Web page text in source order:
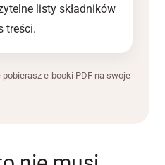
listy składników
treści.
e-booki PDF na swoje